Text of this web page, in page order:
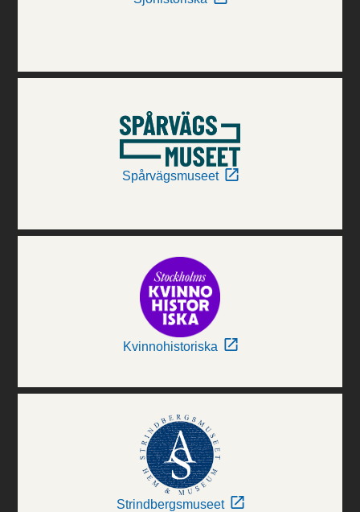
Spårvägsmuseet
Kvinnohistoriska
Strindbergsmuseet